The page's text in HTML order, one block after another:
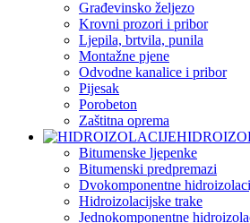
Građevinsko željezo
Krovni prozori i pribor
Ljepila, brtvila, punila
Montažne pjene
Odvodne kanalice i pribor
Pijesak
Porobeton
Zaštitna oprema
Bitumenske ljepenke
Bitumenski predpremazi
Dvokomponentne
Hidroizolacijske trake
Jednokomponentne